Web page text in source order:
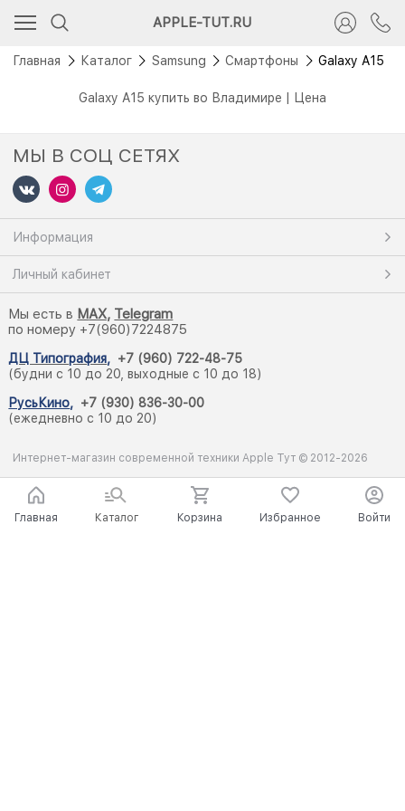
APPLE-TUT.RU
Главная Каталог Samsung Смартфоны Galaxy A15
Galaxy A15 купить во Владимире | Цена
МЫ В СОЦ СЕТЯХ
Информация
Личный кабинет
Мы есть в MAX, Telegram
по номеру +7(960)7224875
ДЦ Типография, +7 (960) 722-48-75
(будни с 10 до 20, выходные с 10 до 18)
РусьКино, +7 (930) 836-30-00
(ежедневно с 10 до 20)
Интернет-магазин современной техники Apple Тут © 2012-2026
Главная Каталог Корзина Избранное Войти